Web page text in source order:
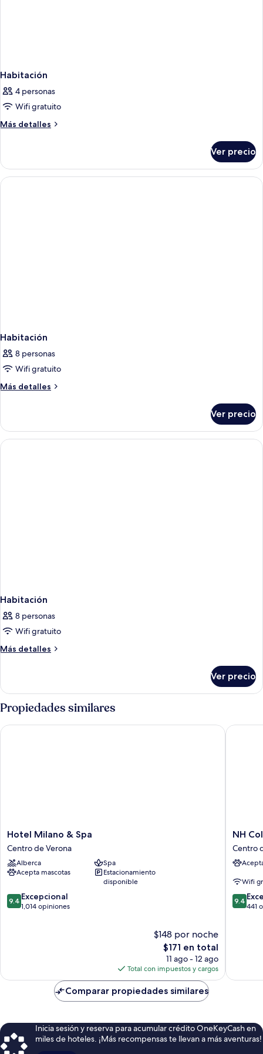
Habitación
4 personas
Wifi gratuito
Más detalles
Más
Ver precio
Habitación
8 personas
Wifi gratuito
Más detalles
Más
Ver precio
Habitación
8 personas
Wifi gratuito
Más detalles
Más
Ver precio
Propiedades similares
Hotel
Milano
&
Spa
Centro
Verona
Hotel Milano & Spa
Centro de Verona
Alberca
Spa
Acepta mascotas
Estacionamiento
disponible
9.4
de
9.4 Excepcional
1,014 opiniones
$148 por noche
El
precio
actual
es
de
$171
$171 en total
11 ago - 12 ago
Total con impuestos y cargos
Hotel Milano & Spa
NH
Palazzo
Verona
de
Verona
NH
Centro
Wifi
9.4
de
9.4
441
NH
Comparar propiedades similares
Inicia sesión y reserva para acumular crédito OneKeyCash en
miles de hoteles. ¡Más recompensas te llevan a más aventuras!